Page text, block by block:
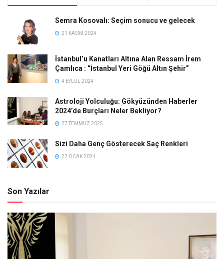
Semra Kosovalı: Seçim sonucu ve gelecek
21 KASIM 2024
İstanbul’u Kanatları Altına Alan Ressam İrem
Çamlıca : “İstanbul Yeri Göğü Altın Şehir”
4 EYLÜL 2024
Astroloji Yolculuğu: Gökyüzünden Haberler
2024’de Burçları Neler Bekliyor?
27 TEMMUZ 2025
Sizi Daha Genç Gösterecek Saç Renkleri
22 OCAK 2024
Son Yazılar